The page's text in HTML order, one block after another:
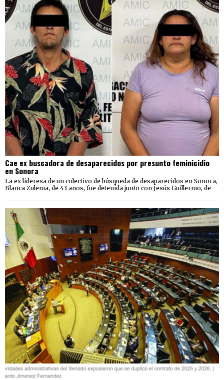
Cae ex buscadora de desaparecidos por presunto feminicidio
en Sonora
La ex lideresa de un colectivo de búsqueda de desaparecidos en Sonora,
Blanca Zulema, de 43 años, fue detenida junto con Jesús Guillermo, de